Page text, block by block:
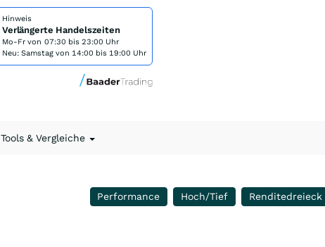
Hinweis
Verlängerte Handelszeiten
Mo-Fr von 07:30 bis 23:00 Uhr
Neu: Samstag von 14:00 bis 19:00 Uhr
Tools & Vergleiche
Performance Hoch/Tief Renditedreieck